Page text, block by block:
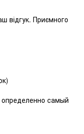
відгук. Приємного
самый